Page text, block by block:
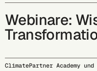
Webinare:
ClimatePartner Academy und